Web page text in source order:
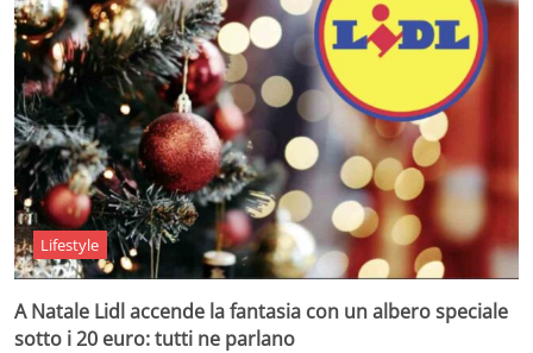
Lifestyle
A Natale Lidl accende la fantasia con un albero speciale
sotto i 20 euro: tutti ne parlano